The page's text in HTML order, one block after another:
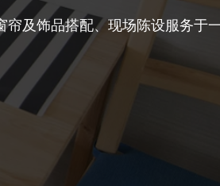
及饰品搭配、现场陈设服务于